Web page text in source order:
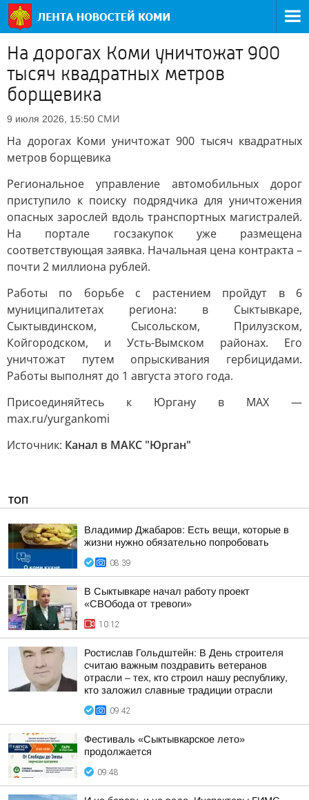
На дорогах Коми уничтожат 900
тысяч квадратных метров
борщевика
9 июля 2026, 15:50 СМИ
На дорогах Коми уничтожат 900 тысяч квадратных
метров борщевика
Региональное управление автомобильных дорог
приступило к поиску подрядчика для уничтожения
опасных зарослей вдоль транспортных магистралей.
На портале госзакупок уже размещена
соответствующая заявка. Начальная цена контракта –
почти 2 миллиона рублей.
Работы по борьбе с растением пройдут в 6
муниципалитетах региона: в Сыктывкаре,
Сыктывдинском, Сысольском, Прилузском,
Койгородском, и Усть-Вымском районах. Его
уничтожат путем опрыскивания гербицидами.
Работы выполнят до 1 августа этого года.
Присоединяйтесь к Юргану в MAX —
max.ru/yurgankomi
Источник: Канал в МАКС "Юрган"
ТОП
Владимир Джабаров: Есть вещи, которые в
жизни нужно обязательно попробовать
08:39
В Сыктывкаре начал работу проект
«СВОбода от тревоги»
10:12
Ростислав Гольдштейн: В День строителя
считаю важным поздравить ветеранов
отрасли – тех, кто строил нашу республику,
кто заложил славные традиции отрасли
09:42
Фестиваль «Сыктывкарское лето»
продолжается
09:48